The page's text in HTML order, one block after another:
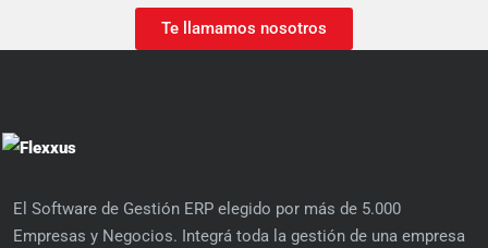
Te llamamos nosotros
El Software de Gestión ERP elegido por más de 5.000
Empresas y Negocios. Integrá toda la gestión de una empresa